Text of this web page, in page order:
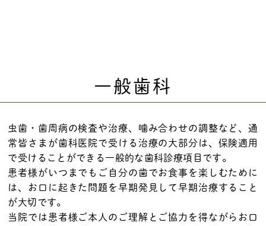
一般歯科
虫歯・歯周病の検査や治療、噛み合わせの調整など、通
常皆さまが歯科医院で受ける治療の大部分は、保険適用
で受けることができる一般的な歯科診療項目です。
患者様がいつまでもご自分の歯でお食事を楽しむために
は、お口に起きた問題を早期発見して早期治療すること
が大切です。
当院では患者様ご本人のご理解とご協力を得ながらお口